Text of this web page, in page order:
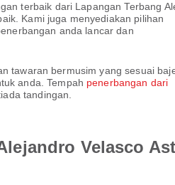
terbaik dari Lapangan Terbang
Kami juga menyediakan pilihan
anda lancar dan
tawaran bermusim yang sesuai
anda. Tempah penerbangan dari
tandingan.
Velasco